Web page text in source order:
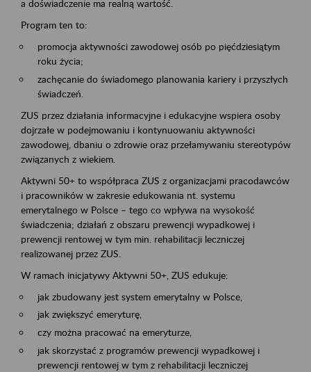
a doświadczenie ma realną wartość.
Program ten to:
promocja aktywności zawodowej osób po pięćdziesiątym
roku życia;
zachęcanie do świadomego planowania kariery i przyszłych
świadczeń.
ZUS przez działania informacyjne i edukacyjne wspiera osoby
dojrzałe w podejmowaniu i kontynuowaniu aktywności
zawodowej, dbaniu o zdrowie oraz przełamywaniu stereotypów
związanych z wiekiem.
Aktywni 50+ to współpraca ZUS z organizacjami pracodawców
i pracowników w zakresie edukowania nt. systemu
emerytalnego w Polsce – tego co wpływa na wysokość
świadczenia; działań z obszaru prewencji wypadkowej i
prewencji rentowej w tym min. rehabilitacji leczniczej
realizowanej przez ZUS.
W ramach inicjatywy Aktywni 50+, ZUS edukuje:
jak zbudowany jest system emerytalny w Polsce,
jak zwiększyć emeryturę,
czy można pracować na emeryturze,
jak skorzystać z programów prewencji wypadkowej i
prewencji rentowej w tym z rehabilitacji leczniczej